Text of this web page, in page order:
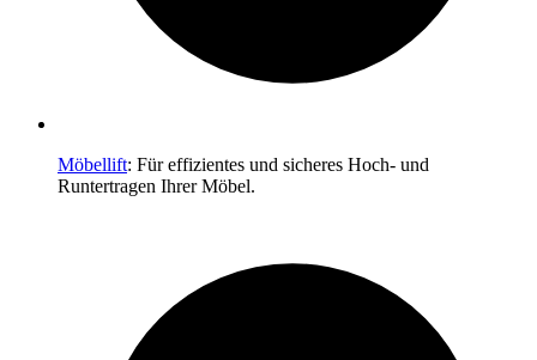
Möbellift: Für effizientes und sicheres Hoch- und
Runtertragen Ihrer Möbel.